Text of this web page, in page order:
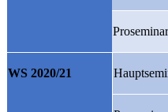
Proseminar
WS 2020/21